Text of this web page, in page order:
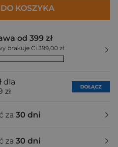
KOSZYKA
od 399 zł
brakuje Ci 399,00 zł
dla
zł
DOŁĄCZ
za 30 dni
za 30 dni